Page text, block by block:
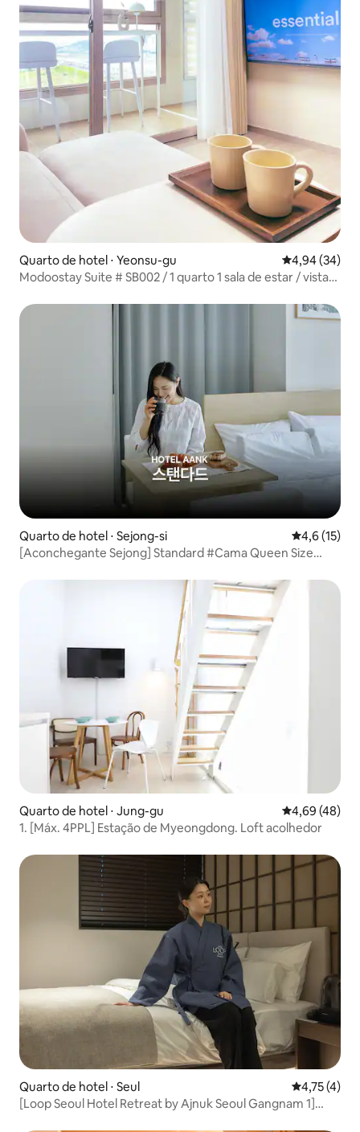
Quarto de hotel ⋅ Yeonsu-gu 4,94 de uma
4,94 (34)
Modoostay Suite # SB002 / 1 quarto 1 sala de estar / vista
Quarto de hotel ⋅ Sejong-si 4,6 de uma
4,6 (15)
[Aconchegante Sejong] Standard #Cama Queen Size
minutos para Dokkaebi
Quarto de hotel ⋅ Jung-gu 4,69 de uma
4,69 (48)
1. [Máx. 4PPL] Estação de Myeongdong. Loft acolhedor
Quarto de hotel ⋅ Seul 4,75 de
4,75 (4)
[Loop Seoul Hotel Retreat by Ajnuk Seoul Gangnam 1]